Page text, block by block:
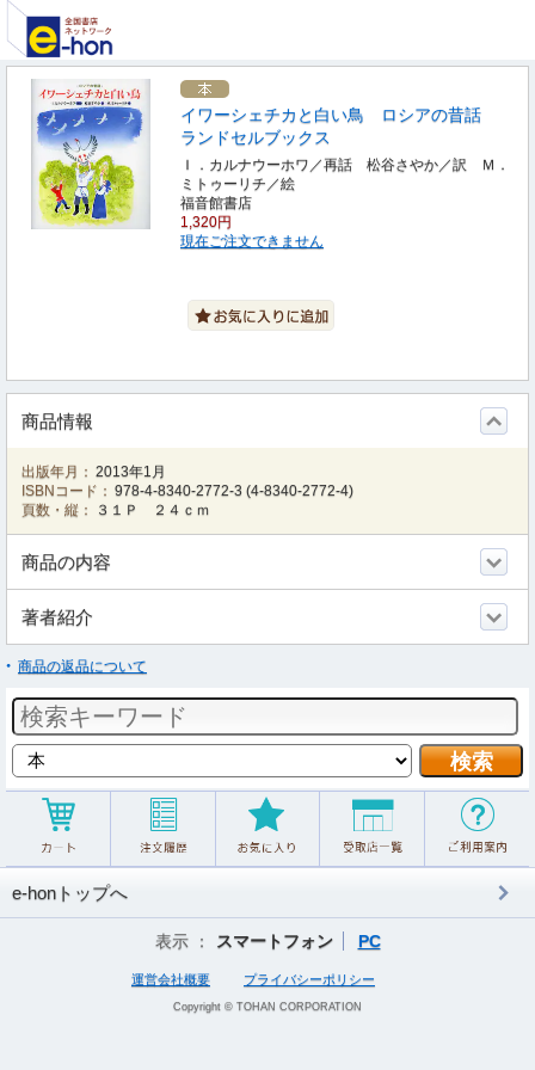
イワーシェチカと白い鳥 ロシアの昔話
ランドセルブックス
Ｉ．カルナウーホワ／再話 松谷さやか／訳 Ｍ．
ミトゥーリチ／絵
福音館書店
1,320円
現在ご注文できません
商品情報
出版年月： 2013年1月
ISBNコード： 978-4-8340-2772-3 (4-8340-2772-4)
頁数・縦：
３１Ｐ ２４ｃｍ
商品の内容
著者紹介
商品の返品について
e-honトップへ
表示 ： スマートフォン PC
運営会社概要 プライバシーポリシー
Copyright © TOHAN CORPORATION